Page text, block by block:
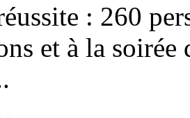
: 260
et à la soirée